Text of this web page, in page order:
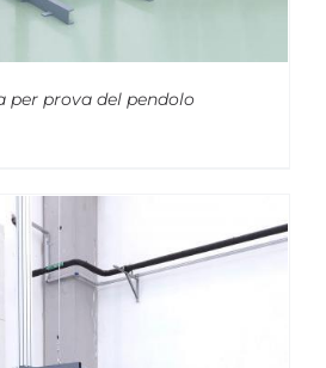
per prova del pendolo